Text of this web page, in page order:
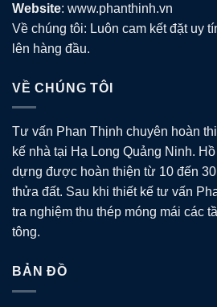
Website: www.phanthinh.vn
Về chúng tôi: Luôn cam kết đặt uy
lên hàng đầu.
VỀ CHÚNG TÔI
Tư vấn Phan Thịnh chuyên hoàn
kế nhà tại Hạ Long Quảng Ninh.
dựng được hoàn thiện từ 10 đến
thửa đất. Sau khi thiết kế tư vấn
tra nghiệm thu thép móng mái các
tông.
BẢN ĐỒ